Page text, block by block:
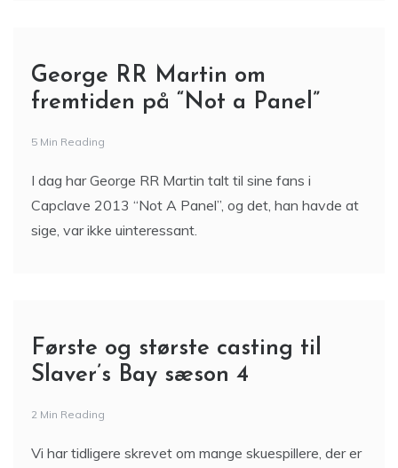
George RR Martin om
fremtiden på “Not a Panel”
5 Min Reading
I dag har George RR Martin talt til sine fans i
Capclave 2013 “Not A Panel”, og det, han havde at
sige, var ikke uinteressant.
Første og største casting til
Slaver’s Bay sæson 4
2 Min Reading
Vi har tidligere skrevet om mange skuespillere, der er